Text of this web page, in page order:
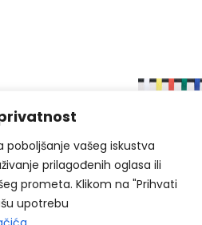
poboljšanje vašeg iskustva
prilagođenih oglasa ili
prometa. Klikom na "Prihvati
upotrebu
KM